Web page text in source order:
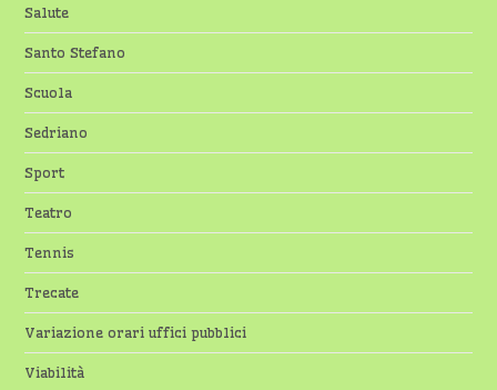
Salute
Santo Stefano
Scuola
Sedriano
Sport
Teatro
Tennis
Trecate
Variazione orari uffici pubblici
Viabilità